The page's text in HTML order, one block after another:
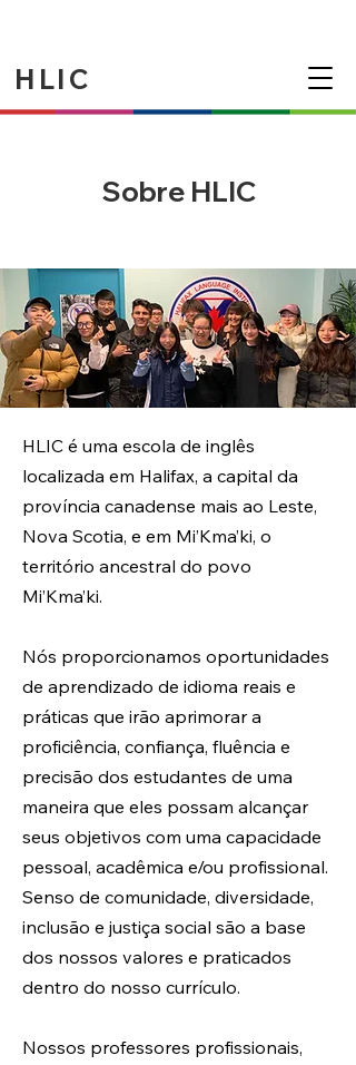
HLIC
Sobre HLIC
HLIC é uma escola de inglês
localizada em Halifax, a capital da
província canadense mais ao Leste,
Nova Scotia, e em Mi’Kma’ki, o
território ancestral do povo
Mi’Kma’ki. ​
Nós proporcionamos oportunidades
de aprendizado de idioma reais e
práticas que irão aprimorar a
proficiência, confiança, fluência e
precisão dos estudantes de uma
maneira que eles possam alcançar
seus objetivos com uma capacidade
pessoal, acadêmica e/ou profissional.
Senso de comunidade, diversidade,
inclusão e justiça social são a base
dos nossos valores e praticados
dentro do nosso currículo.
Nossos professores profissionais,